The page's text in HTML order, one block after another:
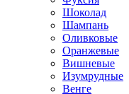
Шоколад
Шампань
Оливковые
Оранжевые
Вишневые
Изумрудные
Венге